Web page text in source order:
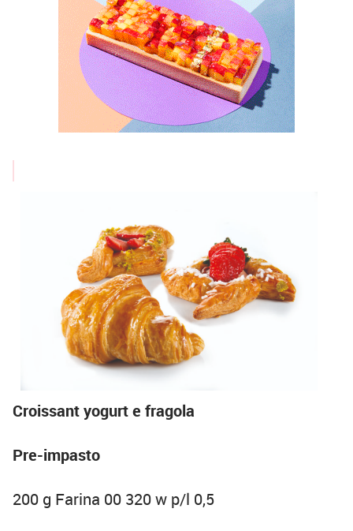
Croissant yogurt e fragola
Pre-impasto
200 g Farina 00 320 w p/l 0,5